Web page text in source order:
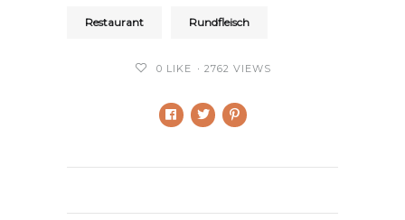
Restaurant Rundfleisch
0 LIKE 2762 VIEWS